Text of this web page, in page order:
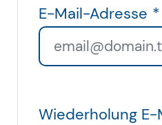
E-Mail-Adresse *
Wiederholung